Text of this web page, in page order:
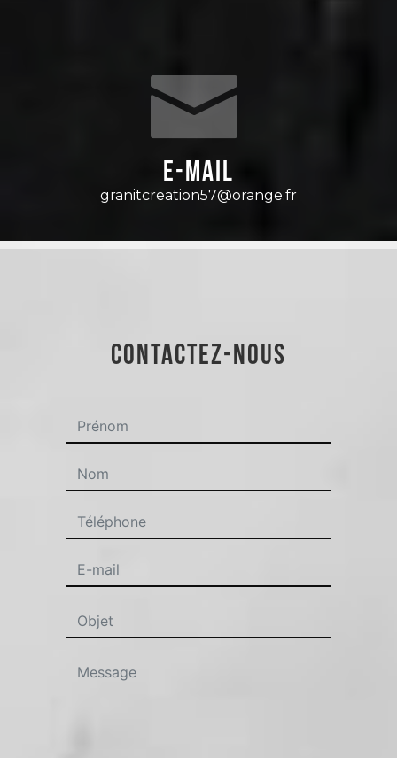
E-mail
granitcreation57@orange.fr
CONTACTEZ-NOUS